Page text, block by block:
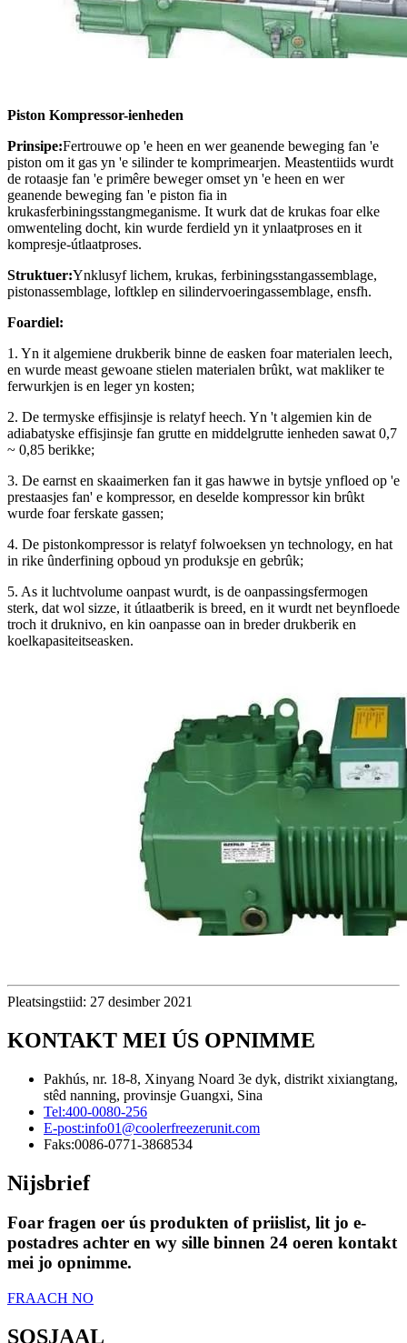
Piston Kompressor-ienheden
Prinsipe:Fertrouwe op 'e heen en wer geanende beweging fan 'e
piston om it gas yn 'e silinder te komprimearjen. Meastentiids wurdt
de rotaasje fan 'e primêre beweger omset yn 'e heen en wer
geanende beweging fan 'e piston fia in
krukasferbiningsstangmeganisme. It wurk dat de krukas foar elke
omwenteling docht, kin wurde ferdield yn it ynlaatproses en it
kompresje-útlaatproses.
Struktuer:Ynklusyf lichem, krukas, ferbiningsstangassemblage,
pistonassemblage, loftklep en silindervoeringassemblage, ensfh.
Foardiel:
1. Yn it algemiene drukberik binne de easken foar materialen leech,
en wurde meast gewoane stielen materialen brûkt, wat makliker te
ferwurkjen is en leger yn kosten;
2. De termyske effisjinsje is relatyf heech. Yn 't algemien kin de
adiabatyske effisjinsje fan grutte en middelgrutte ienheden sawat 0,7
~ 0,85 berikke;
3. De earnst en skaaimerken fan it gas hawwe in bytsje ynfloed op 'e
prestaasjes fan' e kompressor, en deselde kompressor kin brûkt
wurde foar ferskate gassen;
4. De pistonkompressor is relatyf folwoeksen yn technology, en hat
in rike ûnderfining opboud yn produksje en gebrûk;
5. As it luchtvolume oanpast wurdt, is de oanpassingsfermogen
sterk, dat wol sizze, it útlaatberik is breed, en it wurdt net beynfloede
troch it druknivo, en kin oanpasse oan in breder drukberik en
koelkapasiteitseasken.
Pleatsingstiid: 27 desimber 2021
KONTAKT MEI ÚS OPNIMME
Pakhús, nr. 18-8, Xinyang Noard 3e dyk, distrikt xixiangtang,
stêd nanning, provinsje Guangxi, Sina
Tel:400-0080-256
E-post:info01@coolerfreezerunit.com
Faks:0086-0771-3868534
Nijsbrief
Foar fragen oer ús produkten of priislist, lit jo e-
postadres achter en wy sille binnen 24 oeren kontakt
mei jo opnimme.
FRAACH NO
SOSJAAL